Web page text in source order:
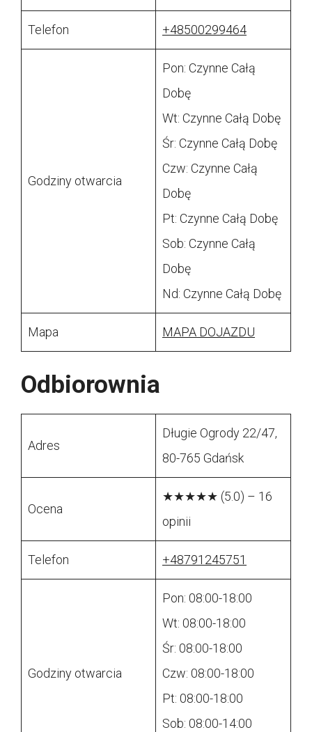
Telefon +48500299464
Godziny otwarcia
Pon: Czynne Całą
Dobę
Wt: Czynne Całą Dobę
Śr: Czynne Całą Dobę
Czw: Czynne Całą
Dobę
Pt: Czynne Całą Dobę
Sob: Czynne Całą
Dobę
Nd: Czynne Całą Dobę
Mapa MAPA DOJAZDU
Odbiorownia
Adres
Długie Ogrody 22/47,
80-765 Gdańsk
Ocena
★★★★★ (5.0) – 16
opinii
Telefon +48791245751
Godziny otwarcia
Pon: 08:00-18:00
Wt: 08:00-18:00
Śr: 08:00-18:00
Czw: 08:00-18:00
Pt: 08:00-18:00
Sob: 08:00-14:00